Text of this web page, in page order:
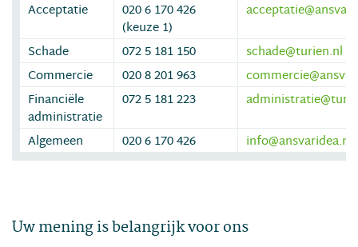
Acceptatie
020 6 170 426
(keuze 1)
Schade 072 5 181 150
schade@turien.nl
Commercie
020 8 201 963
Financiële
administratie
072 5 181 223
Algemeen 020 6 170 426 info@ansvaridea.nl
Uw mening is belangrijk voor ons